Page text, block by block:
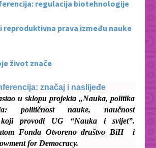
regulacija biotehnologije
reproduktivna prava između nauke
život znače
značaj i naslijeđe
u sklopu projekta „Nauka, politika
političnost nauke, naučnost
koji provodi UG “Nauka i svijet”.
Fonda Otvoreno društvo BiH i
for Democracy.